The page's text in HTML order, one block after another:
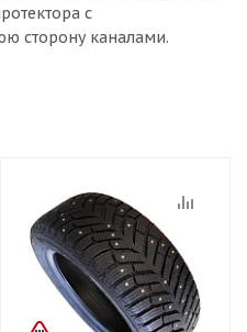
с
сторону каналами.